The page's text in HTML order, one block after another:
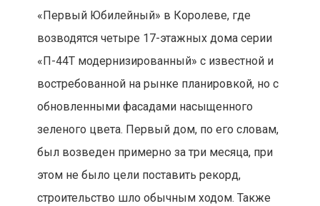
«Первый Юбилейный» в Королеве, где
возводятся четыре 17-этажных дома серии
«П-44Т модернизированный» с известной и
востребованной на рынке планировкой, но с
обновленными фасадами насыщенного
зеленого цвета. Первый дом, по его словам,
был возведен примерно за три месяца, при
этом не было цели поставить рекорд,
строительство шло обычным ходом. Также